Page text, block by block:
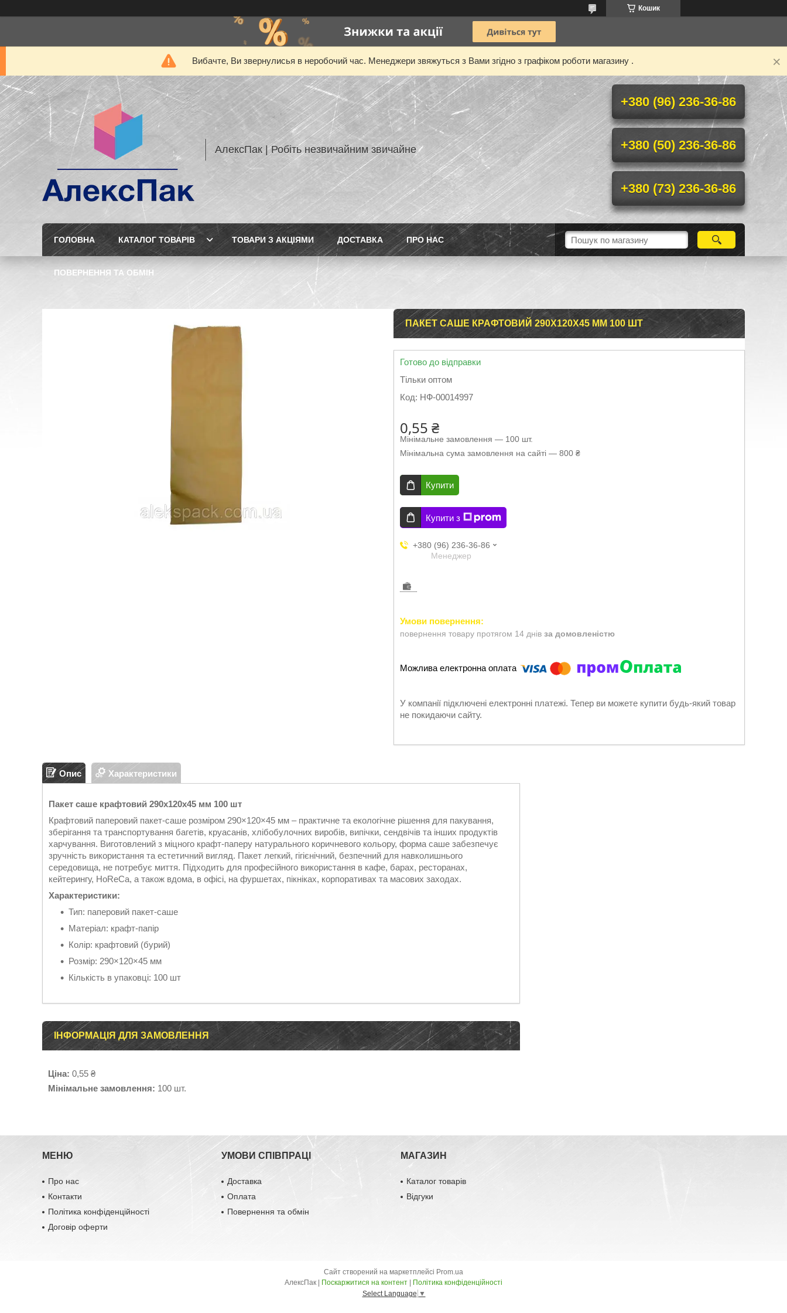
Кошик
Вибачте, Ви звернулисья в неробочий час. Менеджери звяжуться з Вами згідно з графіком роботи магазину .
АлексПак | Робіть незвичайним звичайне
+380 (96) 236-36-86
+380 (50) 236-36-86
+380 (73) 236-36-86
ГОЛОВНА КАТАЛОГ ТОВАРІВ ТОВАРИ З АКЦІЯМИ ДОСТАВКА ПРО НАС
ПОВЕРНЕННЯ ТА ОБМІН
ПАКЕТ САШЕ КРАФТОВИЙ 290Х120Х45 ММ 100 ШТ
Готово до відправки
Тільки оптом
Код: НФ-00014997
0,55 ₴
Мінімальне замовлення — 100 шт.
Мінімальна сума замовлення на сайті — 800 ₴
Купити
Купити з
+380 (96) 236-36-86
Менеджер
повернення товару протягом 14 днів за домовленістю
У компанії підключені електронні платежі. Тепер ви можете купити будь-який товар
не покидаючи сайту.
Опис Характеристики
Пакет саше крафтовий 290х120х45 мм 100 шт
Крафтовий паперовий пакет-саше розміром 290×120×45 мм – практичне та екологічне рішення для пакування,
зберігання та транспортування багетів, круасанів, хлібобулочних виробів, випічки, сендвічів та інших продуктів
харчування. Виготовлений з міцного крафт-паперу натурального коричневого кольору, форма саше забезпечує
зручність використання та естетичний вигляд. Пакет легкий, гігієнічний, безпечний для навколишнього
середовища, не потребує миття. Підходить для професійного використання в кафе, барах, ресторанах,
кейтерингу, HoReCa, а також вдома, в офісі, на фуршетах, пікніках, корпоративах та масових заходах.
Характеристики:
Тип: паперовий пакет-саше
Матеріал: крафт-папір
Колір: крафтовий (бурий)
Розмір: 290×120×45 мм
Кількість в упаковці: 100 шт
ІНФОРМАЦІЯ ДЛЯ ЗАМОВЛЕННЯ
Ціна: 0,55 ₴
Мінімальне замовлення: 100 шт.
МЕНЮ
Про нас
Контакти
Політика конфіденційності
Договір оферти
УМОВИ СПІВПРАЦІ
Доставка
Оплата
Повернення та обмін
МАГАЗИН
Каталог товарів
Відгуки
Сайт створений на маркетплейсі Prom.ua
Поскаржитися на контент
Політика конфіденційності
Select Language ▼